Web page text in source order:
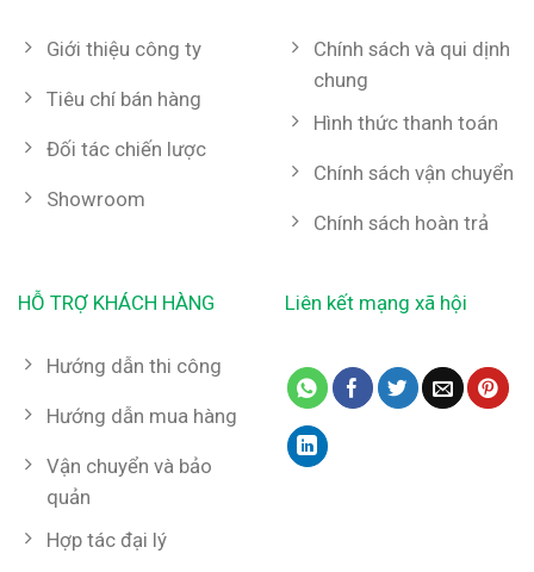
Giới thiệu công ty
Tiêu chí bán hàng
Đối tác chiến lược
Showroom
Chính sách và qui dịnh
chung
Hình thức thanh toán
Chính sách vận chuyển
Chính sách hoàn trả
HỖ TRỢ KHÁCH HÀNG
Hướng dẫn thi công
Hướng dẫn mua hàng
Vận chuyển và bảo
quản
Hợp tác đại lý
Liên kết mạng xã hội